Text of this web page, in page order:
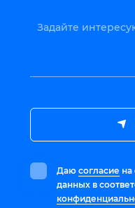
Задайте
Даю согласие на
данных в